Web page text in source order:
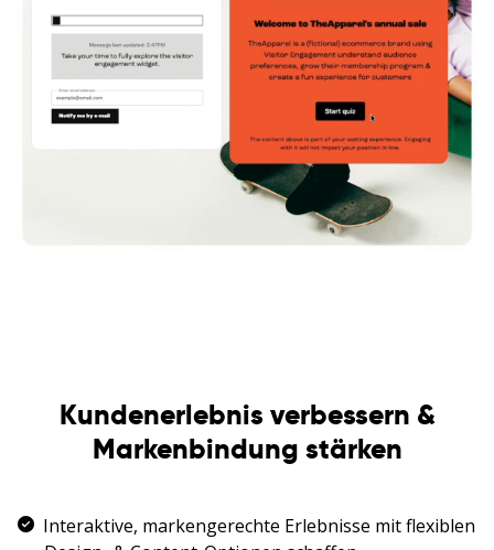
Kundenerlebnis verbessern &
Markenbindung stärken
Interaktive, markengerechte Erlebnisse mit flexiblen